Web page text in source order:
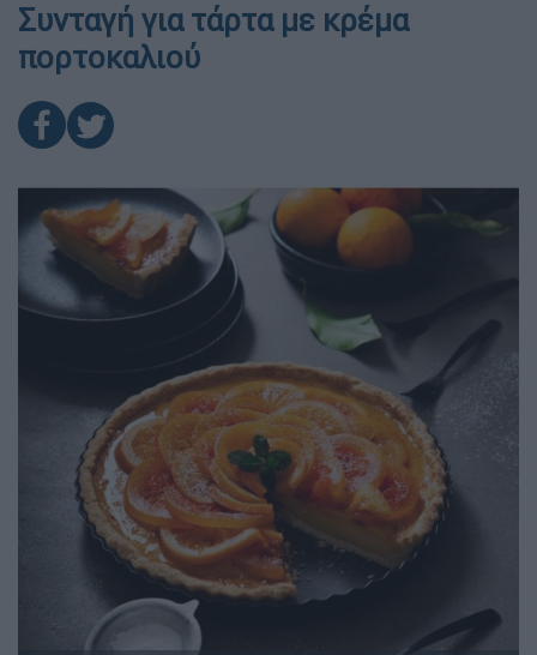
Συνταγή για τάρτα με κρέμα
πορτοκαλιού